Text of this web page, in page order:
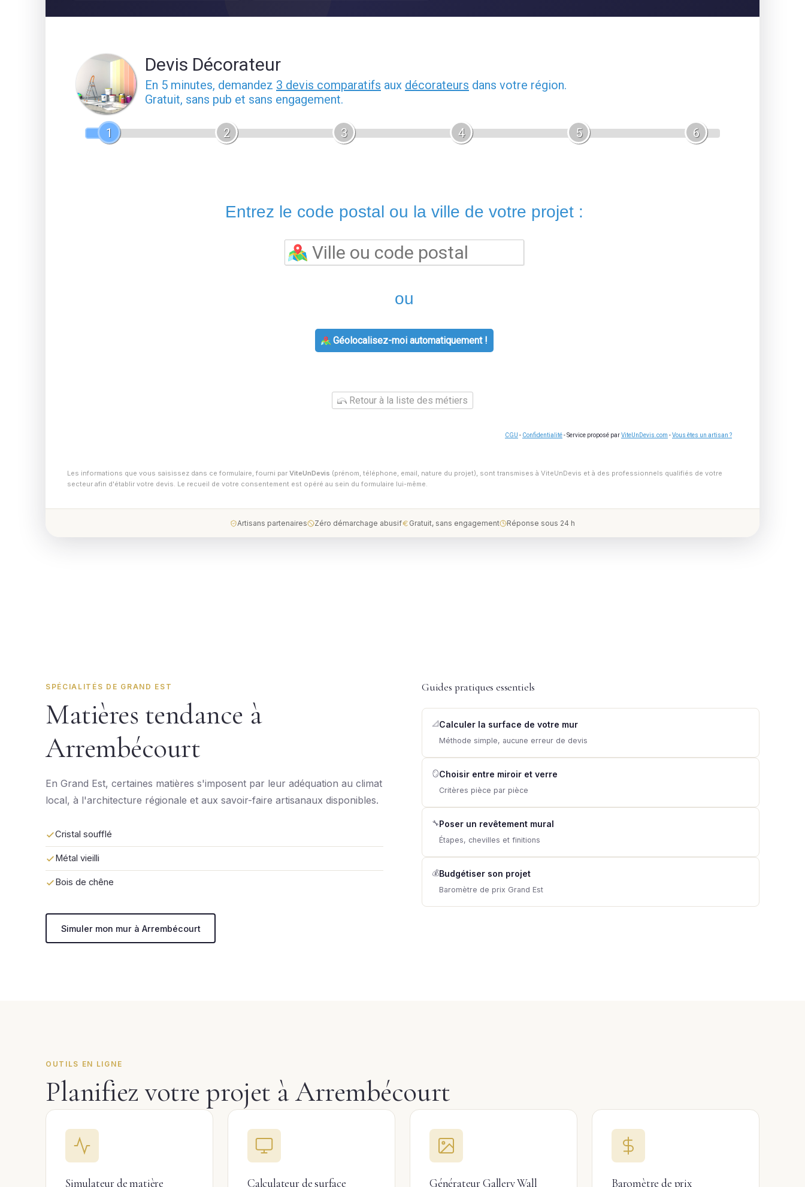
Devis Décorateur
En 5 minutes, demandez 3 devis comparatifs aux décorateurs dans votre région.
Gratuit, sans pub et sans engagement.
1 2 3 4 5 6
Entrez le code postal ou la ville de votre projet :
ou
Géolocalisez-moi automatiquement !
Retour à la liste des métiers
CGU - Confidentialité- Service proposé parViteUnDevis.com -Vous êtes un artisan ?
Les informations que vous saisissez dans ce formulaire, fourni par ViteUnDevis (prénom, téléphone, email, nature du projet), sont transmises à ViteUnDevis et à des professionnels qualifiés de votre
secteur afin d'établir votre devis. Le recueil de votre consentement est opéré au sein du formulaire lui-même.
Artisans partenaires Zéro démarchage abusif Gratuit, sans engagement Réponse sous 24 h
SPÉCIALITÉS DE GRAND EST
Matières tendance à
Arrembécourt
En Grand Est, certaines matières s'imposent par leur adéquation au climat
local, à l'architecture régionale et aux savoir-faire artisanaux disponibles.
Cristal soufflé
Métal vieilli
Bois de chêne
Simuler mon mur à Arrembécourt
Guides pratiques essentiels
📐 Calculer la surface de votre mur
Méthode simple, aucune erreur de devis
🪞Choisir entre miroir et verre
Critères pièce par pièce
🔧Poser un revêtement mural
Étapes, chevilles et finitions
💰Budgétiser son projet
Baromètre de prix Grand Est
OUTILS EN LIGNE
Planifiez votre projet à Arrembécourt
Simulateur de matière Calculateur de surface Générateur Gallery Wall Baromètre de prix